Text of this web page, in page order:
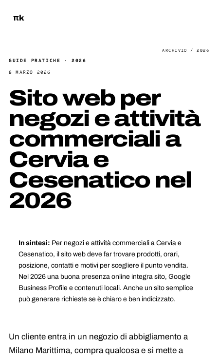
πk
GUIDE PRATICHE · 2026
8 MARZO 2026
Sito web per
negozi e attività
commerciali a
Cervia e
Cesenatico nel
2026
In sintesi: Per negozi e attività commerciali a Cervia e
Cesenatico, il sito web deve far trovare prodotti, orari,
posizione, contatti e motivi per scegliere il punto vendita.
Nel 2026 una buona presenza online integra sito, Google
Business Profile e contenuti locali. Anche un sito semplice
può generare richieste se è chiaro e ben indicizzato.
Un cliente entra in un negozio di abbigliamento a
Milano Marittima, compra qualcosa e si mette a